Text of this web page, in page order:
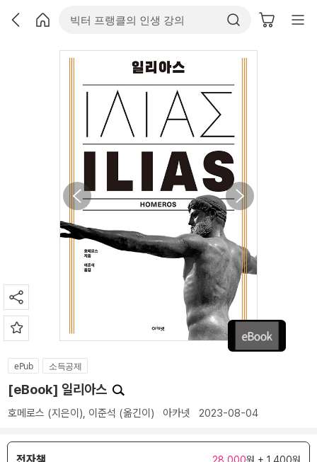
ePub 소득공제
[eBook] 일리아스
호메로스 (지은이), 이준석 (옮긴이) 아카넷 2023-08-04